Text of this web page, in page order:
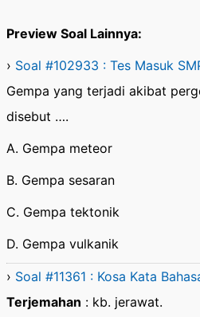
Preview Soal Lainnya:
› Soal #102933 : Tes Masuk
Gempa yang terjadi akibat
disebut ….
A. Gempa meteor
B. Gempa sesaran
C. Gempa tektonik
D. Gempa vulkanik
› Soal #11361 : Kosa Kata
Terjemahan : kb. jerawat.